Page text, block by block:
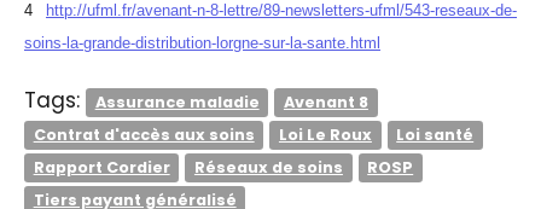
4
http://ufml.fr/avenant-n-8-lettre/89-newsletters-ufml/543-reseaux-de-
soins-la-grande-distribution-lorgne-sur-la-sante.html
Tags: Assurance maladie
Avenant 8
Contrat d'accès aux soins
Loi Le Roux
Loi santé
Rapport Cordier
Réseaux de soins
ROSP
Tiers payant généralisé